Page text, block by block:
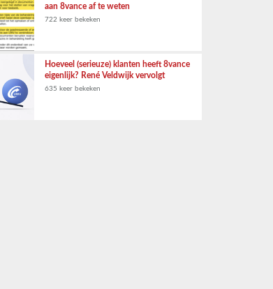
aan 8vance af te weten
722 keer bekeken
Hoeveel (serieuze) klanten heeft 8vance
eigenlijk? René Veldwijk vervolgt
635 keer bekeken